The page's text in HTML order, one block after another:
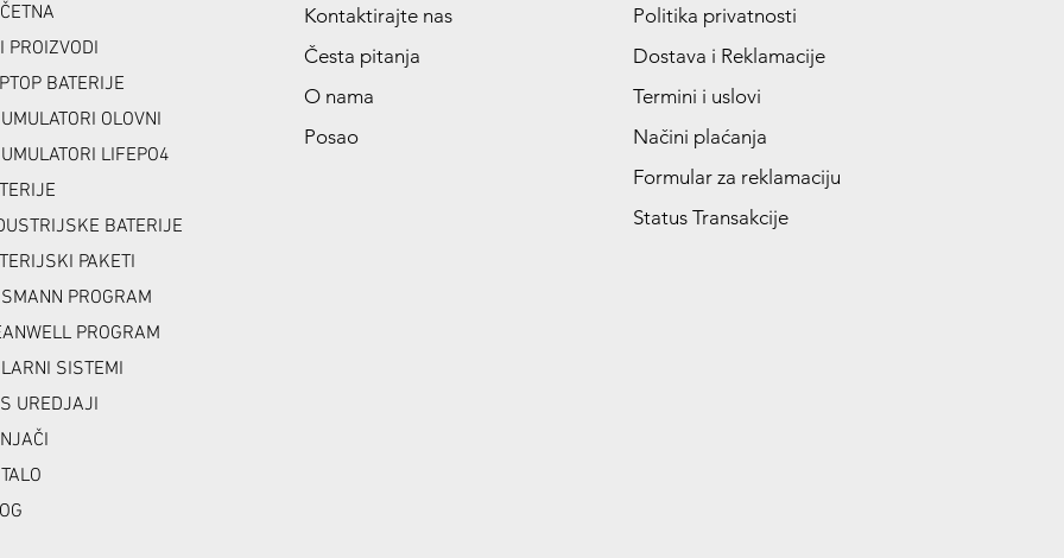
PROIZVODI
BATERIJE
OLOVNI
LIFEPO4
BATERIJE
PAKETI
PROGRAM
PROGRAM
SISTEMI
UREDJAJI
Kontaktirajte nas
Česta pitanja
O nama
Posao
Politika privatnosti
Dostava i Reklamacije
Termini i uslovi
Načini plaćanja
Formular za reklamaciju
Status Transakcije